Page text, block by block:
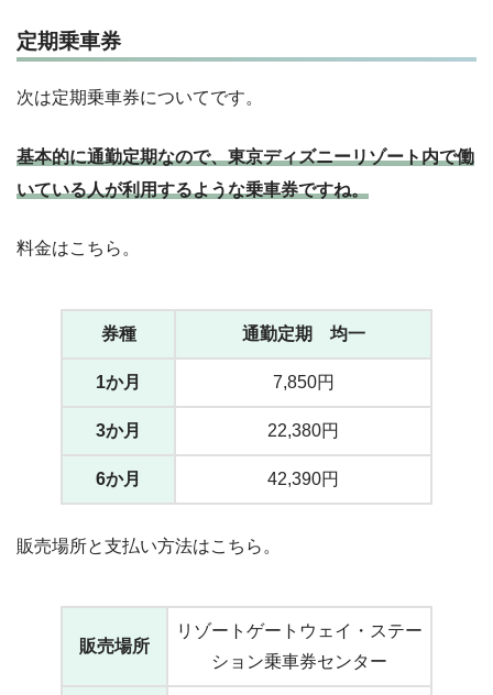
定期乗車券
次は定期乗車券についてです。
基本的に通勤定期なので、東京ディズニーリゾート内で働
いている人が利用するような乗車券ですね。
料金はこちら。
券種 通勤定期 均一
1か月 7,850円
3か月 22,380円
6か月 42,390円
販売場所と支払い方法はこちら。
販売場所
リゾートゲートウェイ・ステー
ション乗車券センター